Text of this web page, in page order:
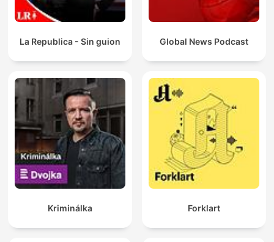
La Republica - Sin guion Global News Podcast
Kriminálka Forklart